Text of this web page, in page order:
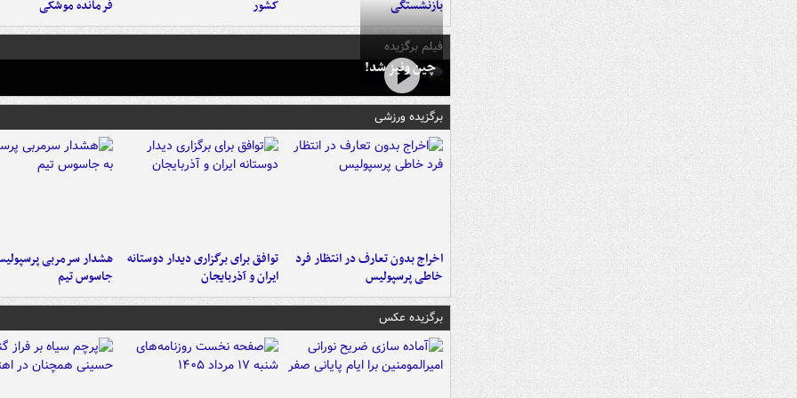
بازنشستگی کشور فرمانده‌ موشکی
فیلم برگزیده
چین ونیز شد!
برگزیده ورزشی
اخراج بدون تعارف در انتظار فرد
خاطی پرسپولیس
توافق برای برگزاری دیدار دوستانه
ایران و آذربایجان
هشدار سرمربی
جاسوس تیم
برگزیده عکس